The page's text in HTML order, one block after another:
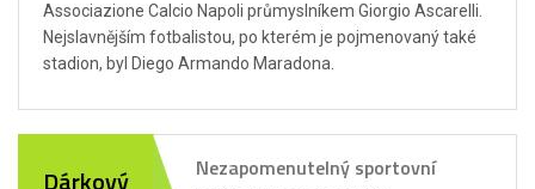
Associazione Calcio Napoli průmyslníkem Giorgio Ascarelli.
Nejslavnějším fotbalistou, po kterém je pojmenovaný také
stadion, byl Diego Armando Maradona.
Dárkový
Nezapomenutelný sportovní